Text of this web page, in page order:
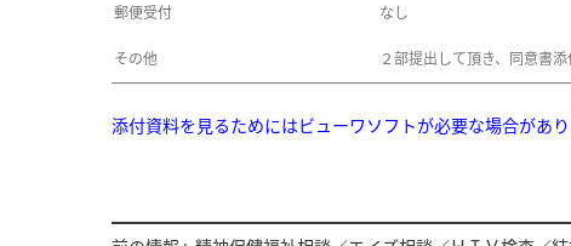
郵便受付 なし
その他 ２部提出して頂き、同意書
添付資料を見るためにはビューワソフトが必要な場合があ